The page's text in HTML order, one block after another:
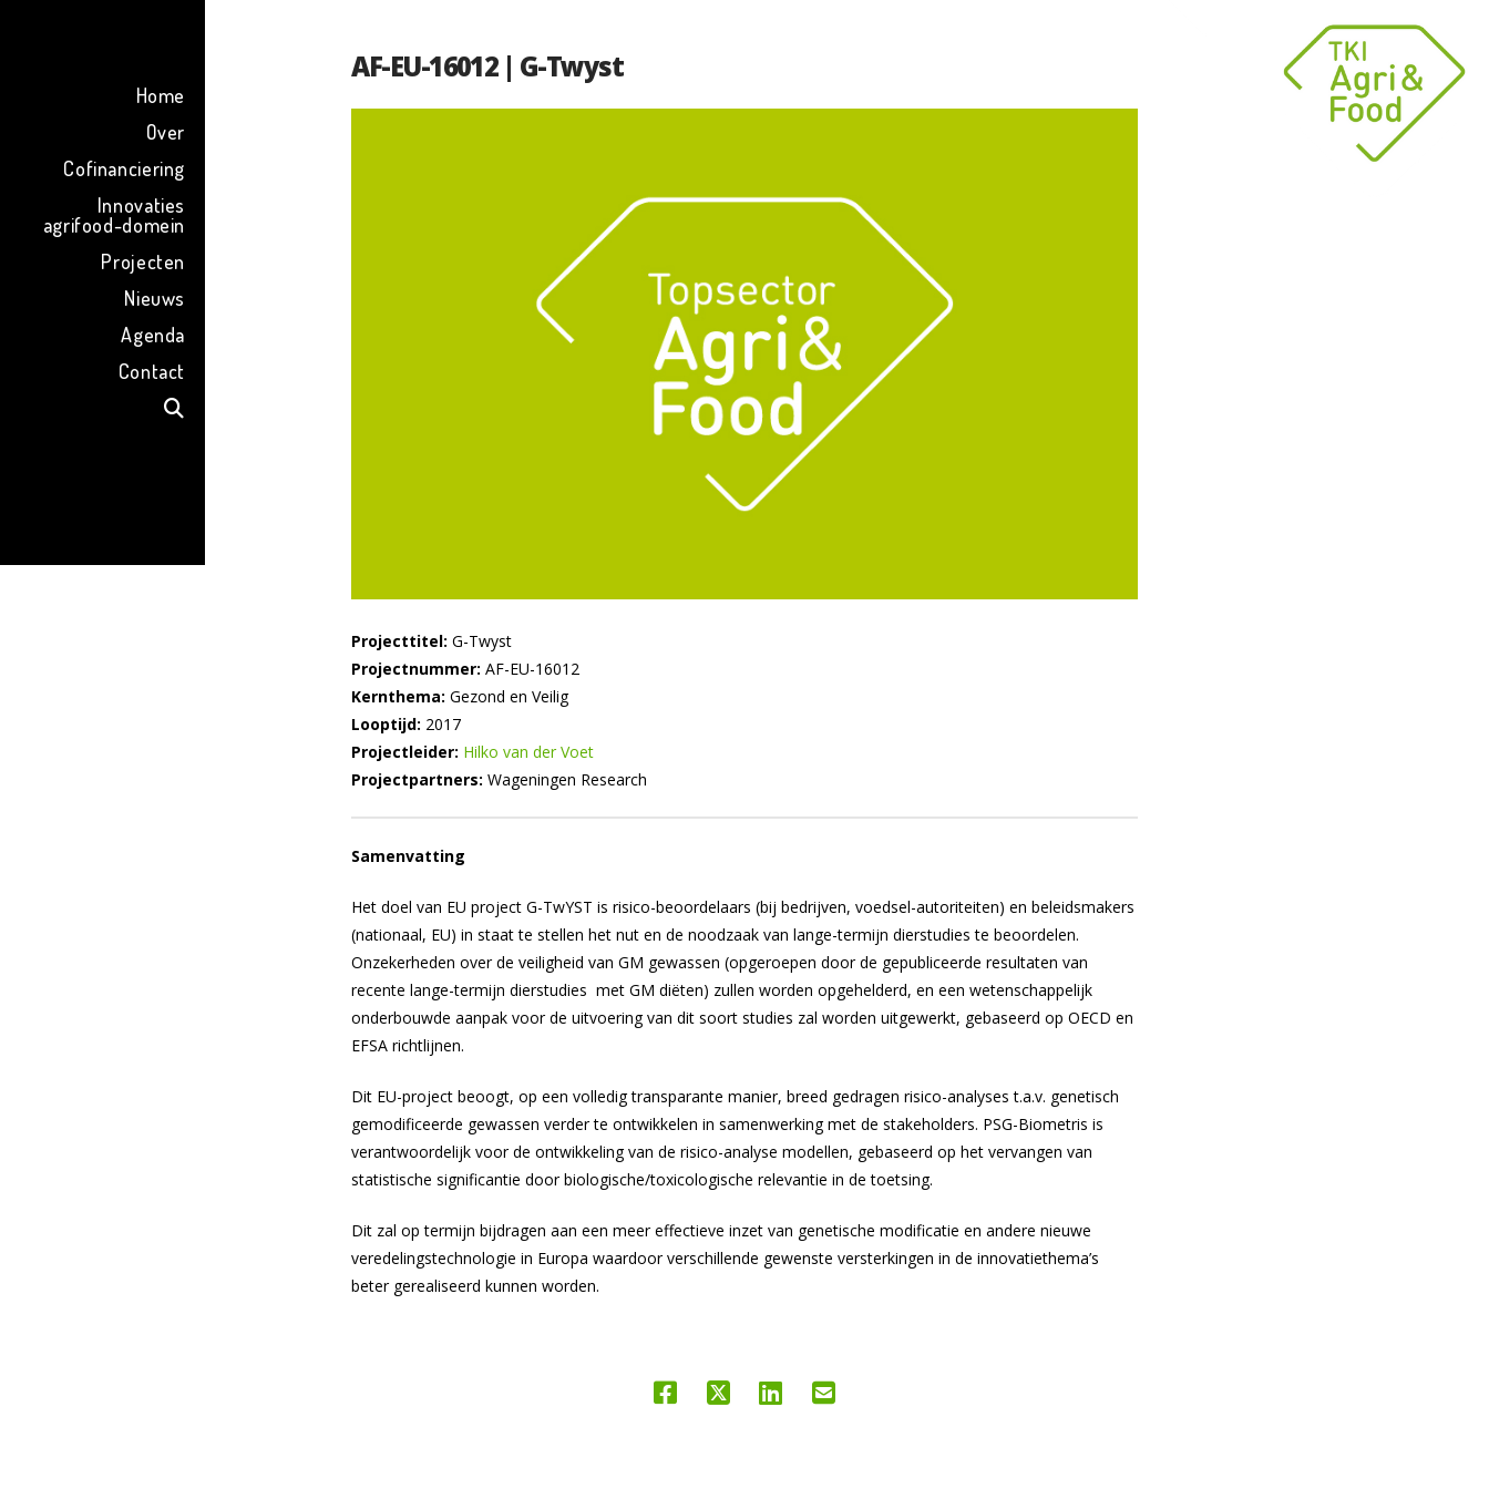
Home
Over
Cofinanciering
Innovaties
agrifood-domein
Projecten
Nieuws
Agenda
Contact
AF-EU-16012 | G-Twyst
Projecttitel: G-Twyst
Projectnummer: AF-EU-16012
Kernthema: Gezond en Veilig
Looptijd: 2017
Projectleider: Hilko van der Voet
Projectpartners: Wageningen Research
Samenvatting
Het doel van EU project G-TwYST is risico-beoordelaars (bij bedrijven, voedsel-autoriteiten) en beleidsmakers
(nationaal, EU) in staat te stellen het nut en de noodzaak van lange-termijn dierstudies te beoordelen.
Onzekerheden over de veiligheid van GM gewassen (opgeroepen door de gepubliceerde resultaten van
recente lange-termijn dierstudies met GM diëten) zullen worden opgehelderd, en een wetenschappelijk
onderbouwde aanpak voor de uitvoering van dit soort studies zal worden uitgewerkt, gebaseerd op OECD en
EFSA richtlijnen.
Dit EU-project beoogt, op een volledig transparante manier, breed gedragen risico-analyses t.a.v. genetisch
gemodificeerde gewassen verder te ontwikkelen in samenwerking met de stakeholders. PSG-Biometris is
verantwoordelijk voor de ontwikkeling van de risico-analyse modellen, gebaseerd op het vervangen van
statistische significantie door biologische/toxicologische relevantie in de toetsing.
Dit zal op termijn bijdragen aan een meer effectieve inzet van genetische modificatie en andere nieuwe
veredelingstechnologie in Europa waardoor verschillende gewenste versterkingen in de innovatiethema’s
beter gerealiseerd kunnen worden.